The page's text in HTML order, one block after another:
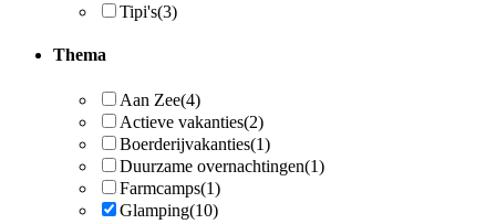
Tipi's(3)
Thema
Aan Zee(4)
Actieve vakanties(2)
Boerderijvakanties(1)
Duurzame overnachtingen(1)
Farmcamps(1)
Glamping(10)